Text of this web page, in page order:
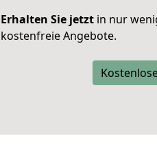
Erhalten Sie jetzt in nur
kostenfreie Angebote.